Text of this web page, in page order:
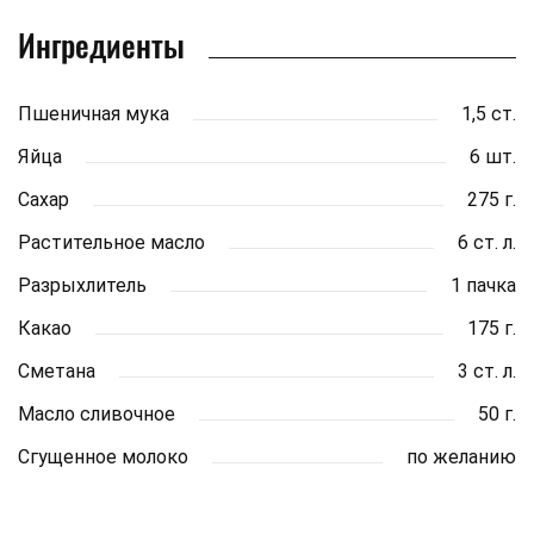
Ингредиенты
Пшеничная мука
1,5 ст.
Яйца
6 шт.
Сахар
275 г.
Растительное масло
6 ст. л.
Разрыхлитель
1 пачка
Какао
175 г.
Сметана
3 ст. л.
Масло сливочное
50 г.
Сгущенное молоко
по желанию